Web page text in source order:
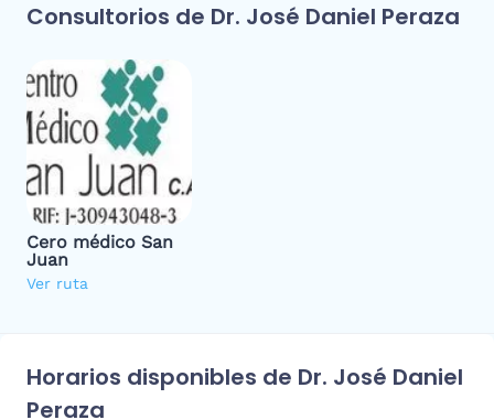
Consultorios de Dr. José Daniel Peraza
Cero médico San
Juan
Ver ruta
Horarios disponibles de Dr. José Daniel
Peraza